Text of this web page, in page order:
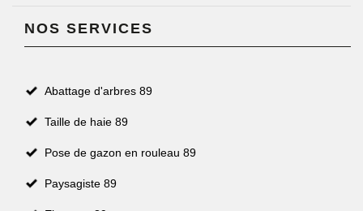
NOS SERVICES
Abattage d'arbres 89
Taille de haie 89
Pose de gazon en rouleau 89
Paysagiste 89